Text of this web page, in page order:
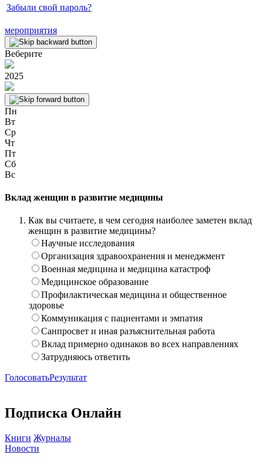
Забыли свой пароль?
мероприятия
Веберите
2025
Пн
Вт
Ср
Чт
Пт
Сб
Вс
Вклад женщин в развитие медицины
Как вы считаете, в чем сегодня наиболее заметен вклад
женщин в развитие медицины?
Научные исследования
Организация здравоохранения и менеджмент
Военная медицина и медицина катастроф
Медицинское образование
Профилактическая медицина и общественное
здоровье
Коммуникация с пациентами и эмпатия
Санпросвет и иная разъяснительная работа
Вклад примерно одинаков во всех направлениях
Затрудняюсь ответить
ГолосоватьРезультат
Подписка Онлайн
Книги Журналы
Новости